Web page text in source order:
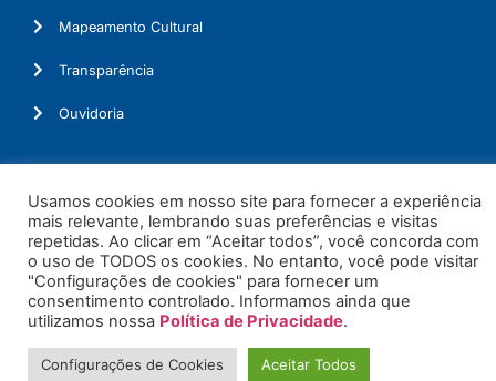
Mapeamento Cultural
Transparência
Ouvidoria
© 2026. Todos os Direitos Reservados.
Usamos cookies em nosso site para fornecer a experiência
mais relevante, lembrando suas preferências e visitas
repetidas. Ao clicar em “Aceitar todos”, você concorda com
o uso de TODOS os cookies. No entanto, você pode visitar
"Configurações de cookies" para fornecer um
consentimento controlado. Informamos ainda que
utilizamos nossa Política de Privacidade.
Configurações de Cookies Aceitar Todos